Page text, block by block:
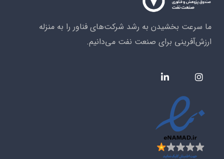
ما سرعت بخشیدن به رشد شرکت‌های فناور را به منزله
ارزش‌آفرینی برای صنعت نفت می‌دانیم.